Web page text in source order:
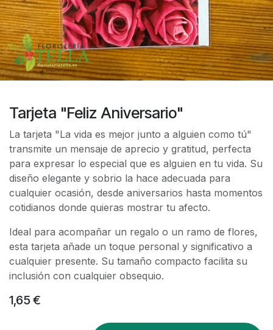
Tarjeta "Feliz Aniversario"
La tarjeta "La vida es mejor junto a alguien como tú"
transmite un mensaje de aprecio y gratitud, perfecta
para expresar lo especial que es alguien en tu vida. Su
diseño elegante y sobrio la hace adecuada para
cualquier ocasión, desde aniversarios hasta momentos
cotidianos donde quieras mostrar tu afecto.
Ideal para acompañar un regalo o un ramo de flores,
esta tarjeta añade un toque personal y significativo a
cualquier presente. Su tamaño compacto facilita su
inclusión con cualquier obsequio.
1,65 €